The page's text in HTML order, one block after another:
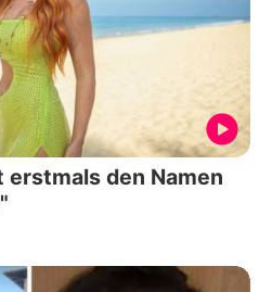
erstmals den Namen